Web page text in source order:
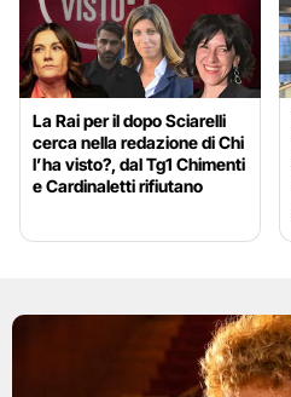
La Rai per il dopo Sciarelli
cerca nella redazione di Chi
l’ha visto?, dal Tg1 Chimenti
e Cardinaletti rifiutano